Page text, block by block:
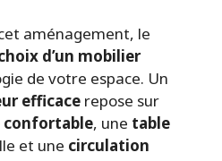
aménagement, le
d’un mobilier
de votre espace. Un
efficace repose sur
confortable, une table
et une circulation